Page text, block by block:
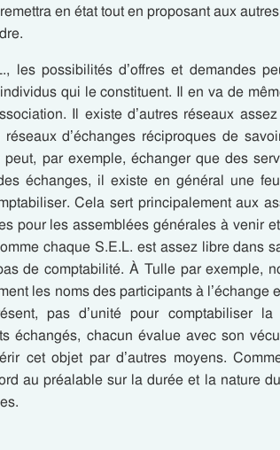
en état tout en proposant aux
les possibilités d’offres et demandes
qui le constituent. Il en va de
Il existe d’autres réseaux
d’échanges réciproques de
par exemple, échanger que des
échanges, il existe en général une
Cela sert principalement aux
pour les assemblées générales à venir
chaque S.E.L. est assez libre dans
de comptabilité. À Tulle par exemple,
les noms des participants à l’échange
pas d’unité pour comptabiliser la
échangés, chacun évalue avec son
cet objet par d’autres moyens.
au préalable sur la durée et la nature